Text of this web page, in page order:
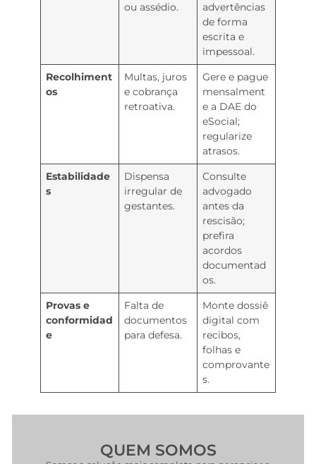
ou assédio.
advertências
de forma
escrita e
impessoal.
Recolhiment
os
Multas, juros
e cobrança
retroativa.
Gere e pague
mensalment
e a DAE do
eSocial;
regularize
atrasos.
Estabilidade
s
Dispensa
irregular de
gestantes.
Consulte
advogado
antes da
rescisão;
prefira
acordos
documentad
os.
Provas e
conformidad
e
Falta de
documentos
para defesa.
Monte dossiê
digital com
recibos,
folhas e
comprovante
s.
QUEM SOMOS